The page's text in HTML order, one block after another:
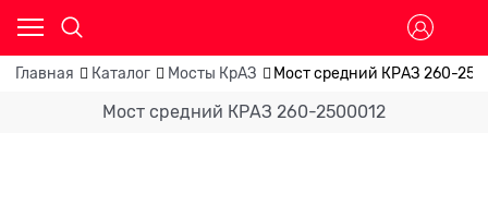
Главная Каталог Мосты КрАЗ Мост средний КРАЗ 260-
Мост средний КРАЗ 260-2500012